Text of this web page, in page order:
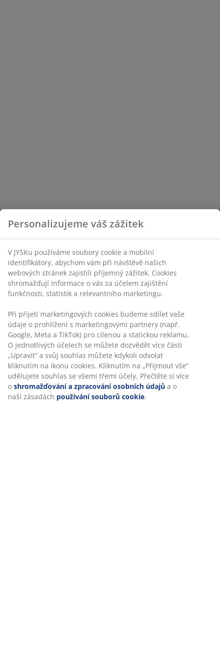
Personalizujeme váš zážitek
V JYSKu používáme soubory cookie a mobilní
identifikátory, abychom vám při návštěvě našich
webových stránek zajistili příjemný zážitek. Cookies
shromažďují informace o vás za účelem zajištění
funkčnosti, statistik a relevantního marketingu.
Při přijetí marketingových cookies budeme sdílet vaše
údaje o prohlížení s marketingovými partnery (např.
Google, Meta a TikTok) pro cílenou a statickou reklamu.
O jednotlivých účelech se můžete dozvědět více části
„Upravit“ a svůj souhlas můžete kdykoli odvolat
kliknutím na ikonu cookies. Kliknutím na „Přijmout vše“
udělujete souhlas se všemi třemi účely. Přečtěte si více
o shromažďování a zpracování osobních údajů a o
naší zásadách používání souborů cookie.